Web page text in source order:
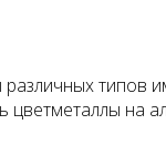
типов
на